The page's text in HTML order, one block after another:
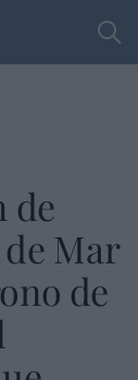
de
Mar
de